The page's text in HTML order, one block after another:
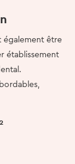
également être
établissement